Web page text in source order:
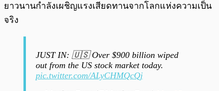
ยาวนานกำลังเผชิญแรงเสียดทานจากโลกแห่งความเป็น
จริง
JUST IN: 🇺🇸 Over $900 billion wiped
out from the US stock market today.
pic.twitter.com/ALyCHMQcQj